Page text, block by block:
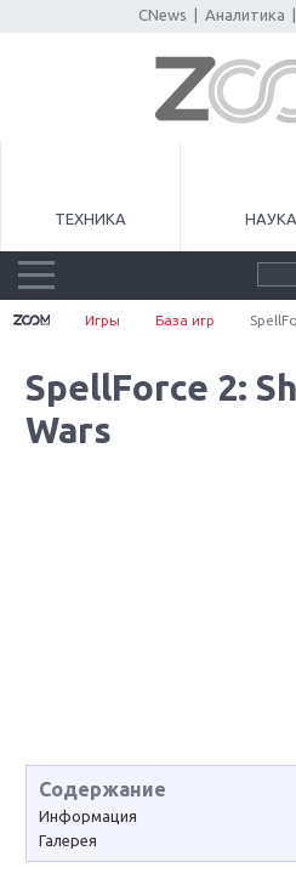
CNews Аналитика
ТЕХНИКА НАУКА
Игры База игр
SpellForce 2:
Wars
Содержание
Информация
Галерея